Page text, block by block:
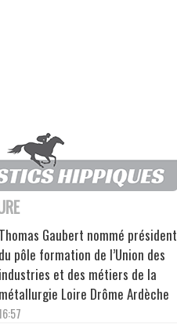
Thomas Gaubert nommé président
du pôle formation de l’Union des
industries et des métiers de la
métallurgie Loire Drôme Ardèche